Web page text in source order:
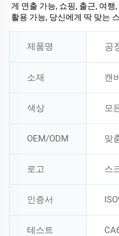
게 연출 가능, 쇼핑, 출근, 여
활용 가능, 당신에게 딱 맞는
제품명 공
소재 캔
색상 모
OEM/ODM 맞
로고 스
인증서
테스트